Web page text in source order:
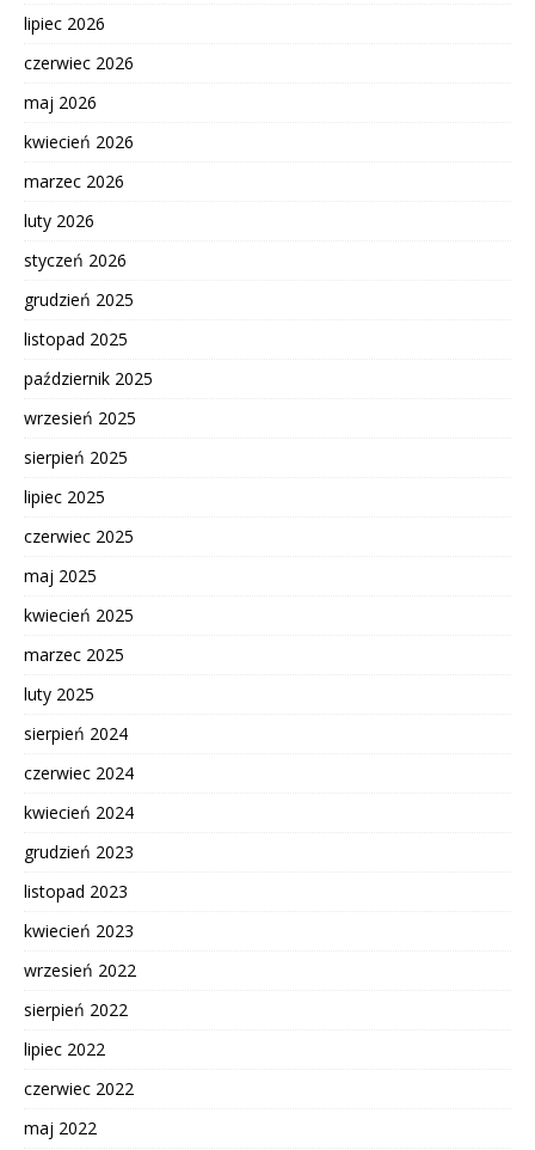
lipiec 2026
czerwiec 2026
maj 2026
kwiecień 2026
marzec 2026
luty 2026
styczeń 2026
grudzień 2025
listopad 2025
październik 2025
wrzesień 2025
sierpień 2025
lipiec 2025
czerwiec 2025
maj 2025
kwiecień 2025
marzec 2025
luty 2025
sierpień 2024
czerwiec 2024
kwiecień 2024
grudzień 2023
listopad 2023
kwiecień 2023
wrzesień 2022
sierpień 2022
lipiec 2022
czerwiec 2022
maj 2022